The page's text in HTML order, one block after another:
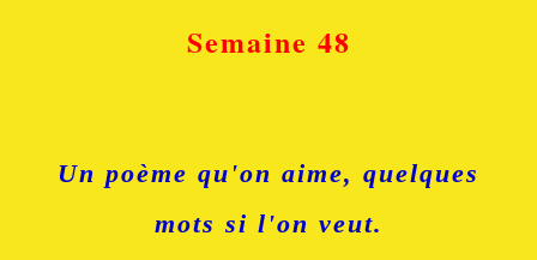
Semaine 48
Un poème qu'on aime, quelques
mots si l'on veut.